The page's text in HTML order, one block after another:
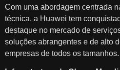
Com uma abordagem centrada
técnica, a Huawei tem
destaque no mercado de
soluções abrangentes e de alto
empresas de todos os tamanhos.